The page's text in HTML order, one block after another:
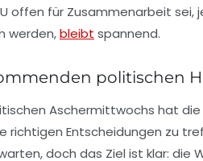
offen für Zusammenarbeit sei,
werden,bleibt spannend.
politischen
Aschermittwochs hat die
richtigen Entscheidungen zu
doch das Ziel ist klar: die